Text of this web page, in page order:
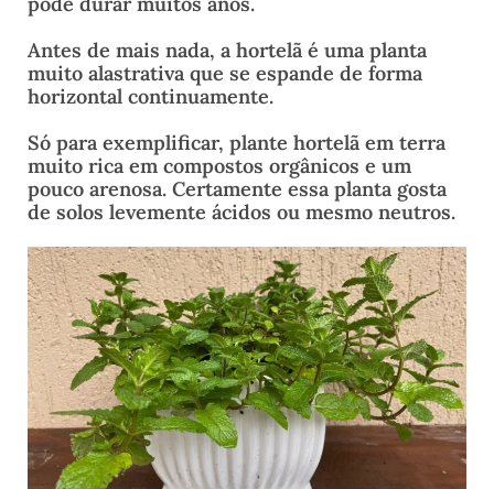
Antes de mais nada, a hortelã é uma planta
muito alastrativa que se espande de forma
horizontal continuamente.
Só para exemplificar, plante hortelã em terra
muito rica em compostos orgânicos e um
pouco arenosa. Certamente essa planta gosta
de solos levemente ácidos ou mesmo neutros.